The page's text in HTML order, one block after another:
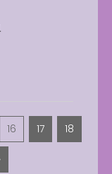
16 17 18